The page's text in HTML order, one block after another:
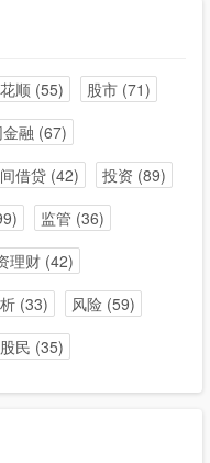
顺(55) 股市(71)
融 (67)
借贷(42) 投资 (89)
监管 (36)
理财(42)
(33) 风险(59)
民 (35)